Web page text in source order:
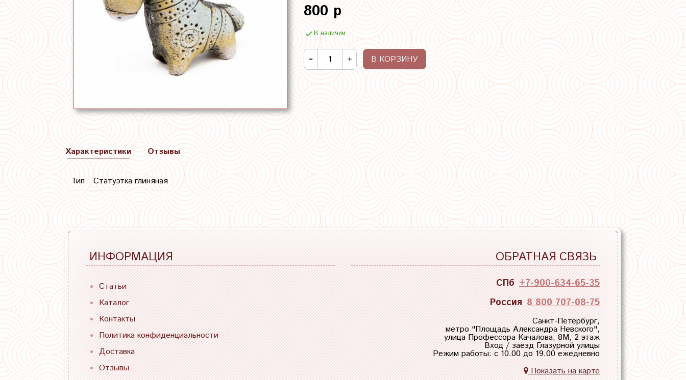
800 р
В наличии
В КОРЗИНУ
Характеристики
Тип Статуэтка глиняная
Отзывы
ИНФОРМАЦИЯ
Статьи
Каталог
Контакты
Политика конфиденциальности
Доставка
Отзывы
ОБРАТНАЯ СВЯЗЬ
СПб +7-900-634-65-35
Россия 8 800 707-08-75
Санкт-Петербург,
метро "Площадь Александра Невского",
улица Профессора Качалова, 8М, 2 этаж
Вход / заезд Глазурной улицы
Режим работы: с 10.00 до 19.00 ежедневно
Показать на карте